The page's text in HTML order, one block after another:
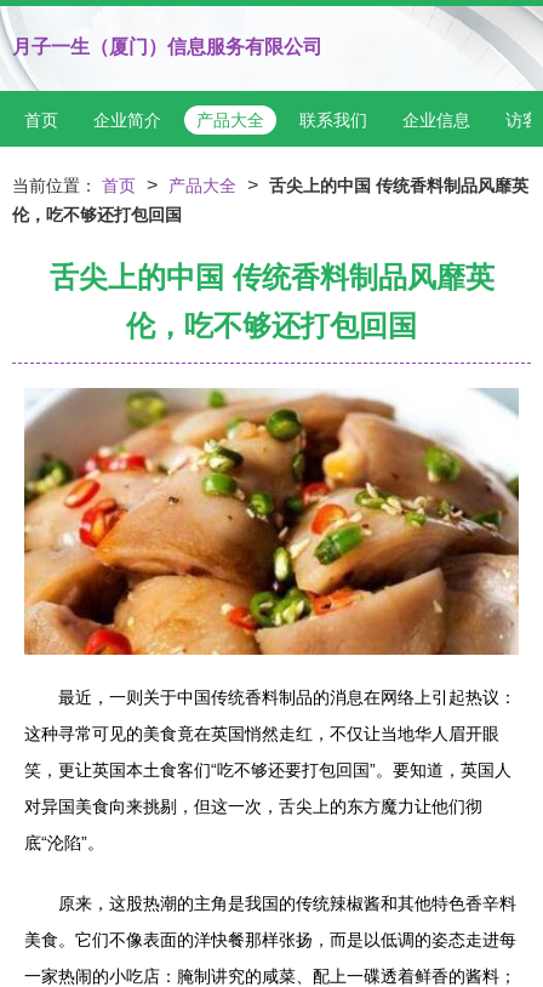
月子一生（厦门）信息服务有限公司
首页 企业简介 产品大全 联系我们 企业信息 访客
当前位置： 首页 > 产品大全 > 舌尖上的中国 传统香料制品风靡英
伦，吃不够还打包回国
舌尖上的中国 传统香料制品风靡英
伦，吃不够还打包回国
最近，一则关于中国传统香料制品的消息在网络上引起热议：
这种寻常可见的美食竟在英国悄然走红，不仅让当地华人眉开眼
笑，更让英国本土食客们“吃不够还要打包回国”。要知道，英国人
对异国美食向来挑剔，但这一次，舌尖上的东方魔力让他们彻
底“沦陷”。
原来，这股热潮的主角是我国的传统辣椒酱和其他特色香辛料
美食。它们不像表面的洋快餐那样张扬，而是以低调的姿态走进每
一家热闹的小吃店：腌制讲究的咸菜、配上一碟透着鲜香的酱料；